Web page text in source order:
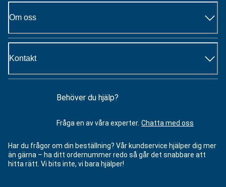
Om oss
Kontakt
Behöver du hjälp?
Fråga en av våra experter. Chatta med oss
Har du frågor om din beställning? Vår kundservice hjälper dig mer
än gärna – ha ditt ordernummer redo så går det snabbare att
hitta rätt. Vi bits inte, vi bara hjälper!